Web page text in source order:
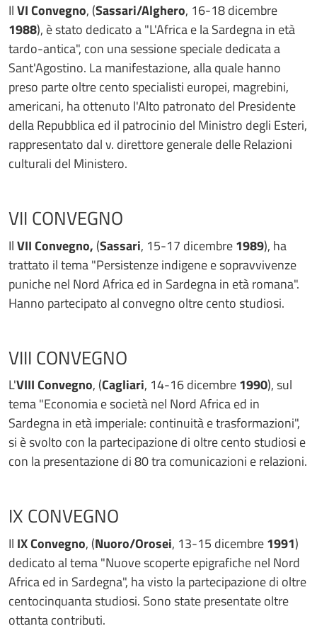
IlVI Convegno, (Sassari/Alghero, 16-18 dicembre
1988), è stato dedicato a "L'Africa e la Sardegna in età
tardo-antica", con una sessione speciale dedicata a
Sant'Agostino. La manifestazione, alla quale hanno
preso parte oltre cento specialisti europei, magrebini,
americani, ha ottenuto l'Alto patronato del Presidente
della Repubblica ed il patrocinio del Ministro degli Esteri,
rappresentato dal v. direttore generale delle Relazioni
culturali del Ministero.
VII CONVEGNO
IlVII Convegno, (Sassari, 15-17 dicembre1989), ha
trattato il tema "Persistenze indigene e sopravvivenze
puniche nel Nord Africa ed in Sardegna in età romana".
Hanno partecipato al convegno oltre cento studiosi.
VIII CONVEGNO
L'VIII Convegno, (Cagliari, 14-16 dicembre1990), sul
tema "Economia e società nel Nord Africa ed in
Sardegna in età imperiale: continuità e trasformazioni",
si è svolto con la partecipazione di oltre cento studiosi e
con la presentazione di 80 tra comunicazioni e relazioni.
IX CONVEGNO
Il IX Convegno, (Nuoro/Orosei, 13-15 dicembre1991)
dedicato al tema "Nuove scoperte epigrafiche nel Nord
Africa ed in Sardegna", ha visto la partecipazione di oltre
centocinquanta studiosi. Sono state presentate oltre
ottanta contributi.